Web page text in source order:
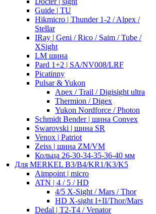
Guide | TU
Hikmicro | Thunder 1-2 / Alpex /
Stellar
IRay | Geni / Rico / Saim / Tube /
XSight
LM шина
Pard 1+2 | SA/NV008/LRF
Picatinny
Pulsar & Yukon
Apex / Trail / Digisight ultra
Thermion / Digex
Yukon Nordforce / Photon
Schmidt Bender | шина Convex
Swarovski | шина SR
Venox | Patriot
Zeiss | шина ZM/VM
Кольца 26-30-34-35-36-40 мм
Для MERKEL B3/B4/KR1/K3/K5
Aimpoint | micro
ATN | 4 / 5 / HD
4/5 X-Sight / Mars / Thor
HD X-sight I+II/Thor/Mars
Dedal | T2-T4 / Venator